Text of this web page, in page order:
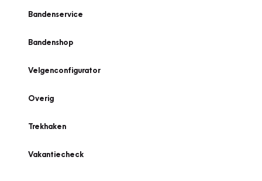
Bandenservice
Bandenshop
Velgenconfigurator
Overig
Trekhaken
Vakantiecheck